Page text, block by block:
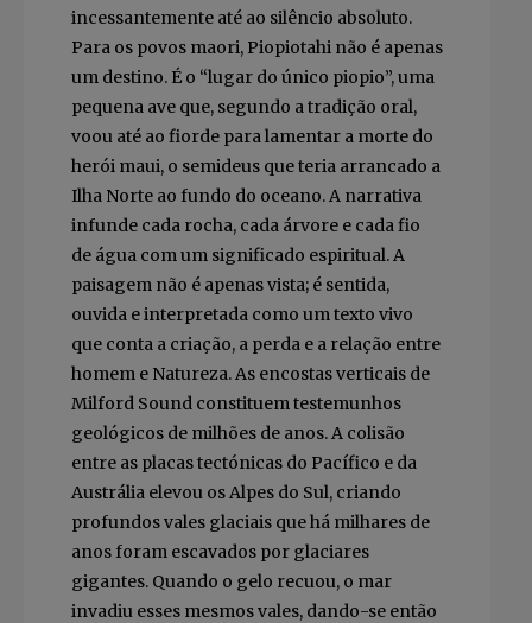
incessantemente até ao silêncio absoluto.
Para os povos maori, Piopiotahi não é apenas
um destino. É o “lugar do único piopio”, uma
pequena ave que, segundo a tradição oral,
voou até ao fiorde para lamentar a morte do
herói maui, o semideus que teria arrancado a
Ilha Norte ao fundo do oceano. A narrativa
infunde cada rocha, cada árvore e cada fio
de água com um significado espiritual. A
paisagem não é apenas vista; é sentida,
ouvida e interpretada como um texto vivo
que conta a criação, a perda e a relação entre
homem e Natureza. As encostas verticais de
Milford Sound constituem testemunhos
geológicos de milhões de anos. A colisão
entre as placas tectónicas do Pacífico e da
Austrália elevou os Alpes do Sul, criando
profundos vales glaciais que há milhares de
anos foram escavados por glaciares
gigantes. Quando o gelo recuou, o mar
invadiu esses mesmos vales, dando-se então